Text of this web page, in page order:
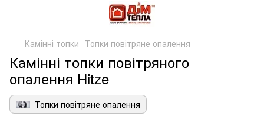
Камінні топки Топки повітряне опалення
Камінні топки повітряного
опалення Hitze
Топки повітряне опалення